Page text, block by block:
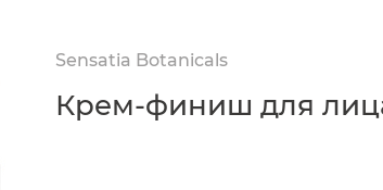
Sensatia Botanicals
Крем-финиш для